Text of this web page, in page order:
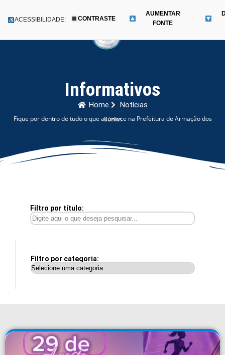
para
Menu
ACESSIBILIDADE: CONTRASTE
AUMENTAR
FONTE
Informativos
Home Notícias
Fique por dentro de tudo o que acontece na Prefeitura de Armação dos Búzios
Filtro por título:
Filtro por categoria: